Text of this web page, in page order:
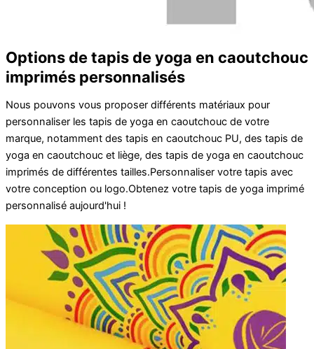
Options de tapis de yoga en caoutchouc
imprimés personnalisés
Nous pouvons vous proposer différents matériaux pour
personnaliser les tapis de yoga en caoutchouc de votre
marque, notamment des tapis en caoutchouc PU, des tapis de
yoga en caoutchouc et liège, des tapis de yoga en caoutchouc
imprimés de différentes tailles.Personnaliser votre tapis avec
votre conception ou logo.Obtenez votre tapis de yoga imprimé
personnalisé aujourd'hui !